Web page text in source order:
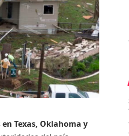
Texas, Oklahoma y